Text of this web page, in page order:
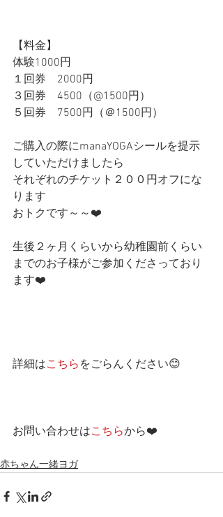
【料金】
体験1000円
１回券　2000円
３回券　4500（@1500円）
５回券　7500円（＠1500円）
ご購入の際にmanaYOGAシールを提示
していただけましたら
それぞれのチケット２００円オフにな
ります
おトクです～～❤️
生後２ヶ月くらいから幼稚園前くらい
までのお子様がご参加くださっており
ます❤️
詳細はこちら をごらんください😊
お問い合わせはこちらから❤️
赤ちゃん一緒ヨガ